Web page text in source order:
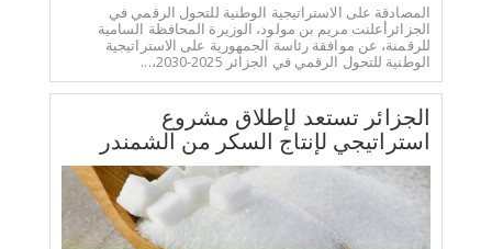
المصادقة على الاستراتيجية الوطنية للتحول الرقمي في
الجزائرأعلنت مريم بن مولود، الوزيرة المحافظة السامية
للرقمنة، عن موافقة رئاسة الجمهورية على الاستراتيجية
الوطنية للتحول الرقمي في الجزائر 2025-2030،...
الجزائر تستعد لإطلاق مشروع
استراتيجي لإنتاج السكر من الشمندر